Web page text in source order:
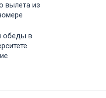
вылета из
обеды в